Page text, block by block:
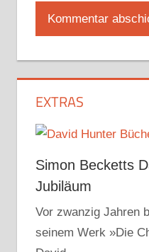
EXTRAS
Simon Becketts
Jubiläum
Vor zwanzig Jahren
seinem Werk »Die